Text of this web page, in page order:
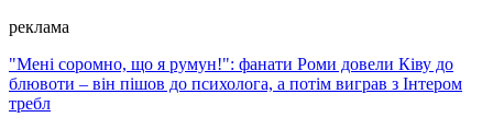
реклама
"Мені соромно, що я румун!": фанати Роми довели Ківу до
блювоти – він пішов до психолога, а потім виграв з Інтером
требл